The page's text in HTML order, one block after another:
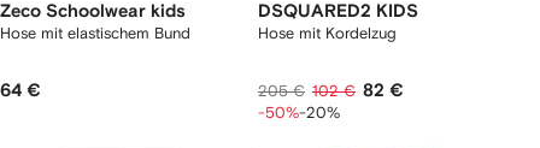
Zeco Schoolwear kids
Hose mit elastischem Bund
64 €
DSQUARED2 KIDS
Hose mit Kordelzug
205 € 102 € 82 €
-50%-20%